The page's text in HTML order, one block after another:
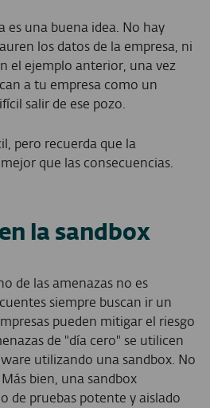
es una buena idea. No hay
los datos de la empresa, ni
el ejemplo anterior, una vez
a tu empresa como un
salir de ese pozo.
pero recuerda que la
que las consecuencias.
la sandbox
de las amenazas no es
siempre buscan ir un
pueden mitigar el riesgo
de "día cero" se utilicen
utilizando una sandbox. No
bien, una sandbox
de pruebas potente y aislado